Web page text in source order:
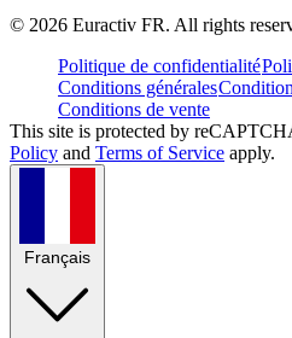
© 2026 Euractiv FR. All rights
Politique de confidentialité
Conditions générales
Conditions de vente
This site is protected by
Policy and Terms of Service apply.
Français